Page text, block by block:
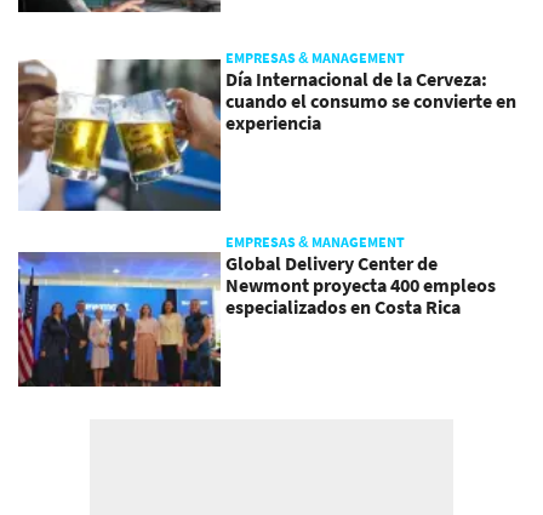
EMPRESAS & MANAGEMENT
Día Internacional de la Cerveza:
cuando el consumo se convierte en
experiencia
EMPRESAS & MANAGEMENT
Global Delivery Center de
Newmont proyecta 400 empleos
especializados en Costa Rica